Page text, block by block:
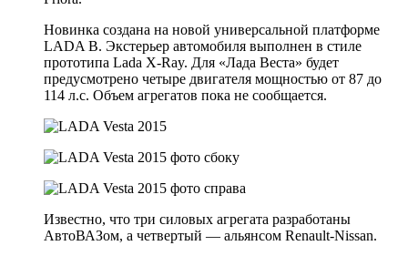
Новинка создана на новой универсальной платформе
LADA B. Экстерьер автомобиля выполнен в стиле
прототипа Lada X-Ray. Для «Лада Веста» будет
предусмотрено четыре двигателя мощностью от 87 до
114 л.с. Объем агрегатов пока не сообщается.
Известно, что три силовых агрегата разработаны
АвтоВАЗом, а четвертый — альянсом Renault-Nissan.